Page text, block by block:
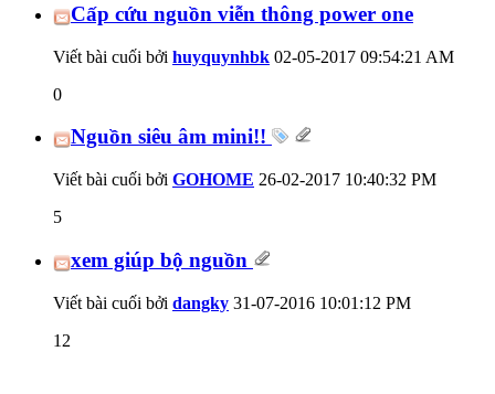
Cấp cứu nguồn viễn thông power one
Viết bài cuối bởi huyquynhbk 02-05-2017 09:54:21 AM
0
Nguồn siêu âm mini!!
Viết bài cuối bởi GOHOME 26-02-2017 10:40:32 PM
5
xem giúp bộ nguồn
Viết bài cuối bởi dangky 31-07-2016 10:01:12 PM
12